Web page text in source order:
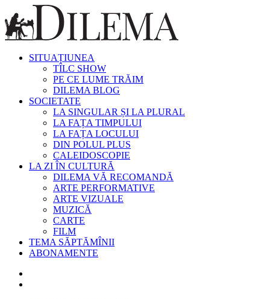
SITUAȚIUNEA
TÎLC SHOW
PE CE LUME TRĂIM
DILEMA BLOG
SOCIETATE
LA SINGULAR ȘI LA PLURAL
LA FAȚA TIMPULUI
LA FAȚA LOCULUI
DIN POLUL PLUS
CALEIDOSCOPIE
LA ZI ÎN CULTURĂ
DILEMA VĂ RECOMANDĂ
ARTE PERFORMATIVE
ARTE VIZUALE
MUZICĂ
CARTE
FILM
TEMA SĂPTĂMÎNII
ABONAMENTE